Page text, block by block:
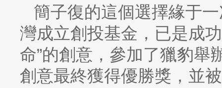
簡子復的這個選擇緣于
灣成立創投基金，已是成
命”的創意，參加了獵豹舉
創意最終獲得優勝獎，並